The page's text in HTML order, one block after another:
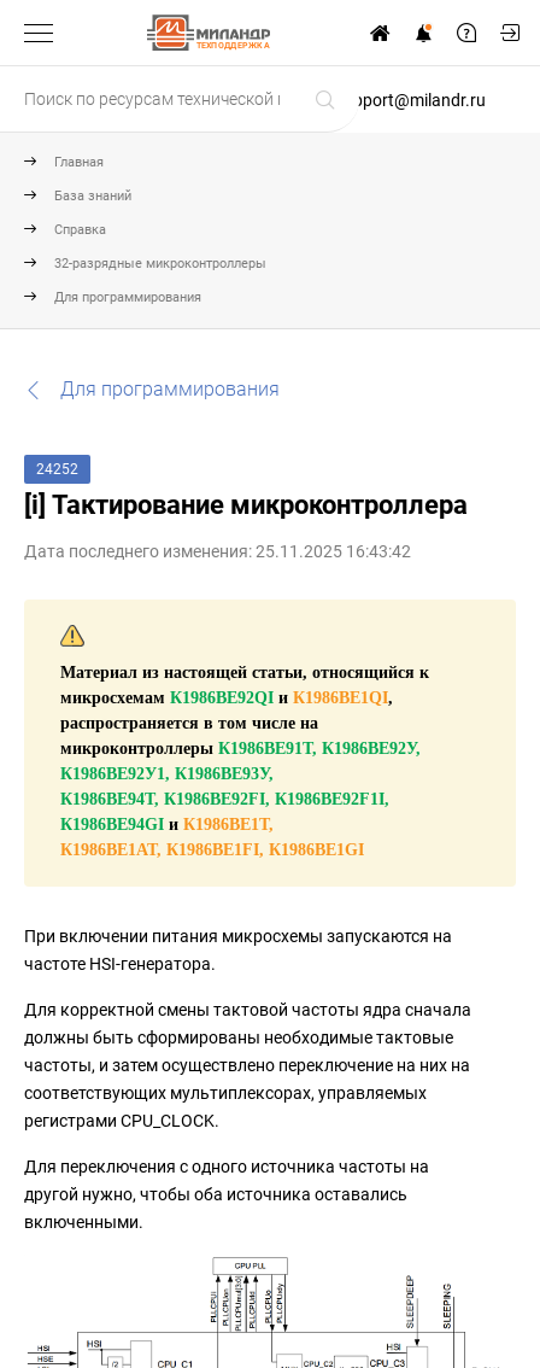
ТЕХПОДДЕРЖКА
support@milandr.ru
Главная
База знаний
Справка
32-разрядные микроконтроллеры
Для программирования
Для программирования
24252
[i] Тактирование микроконтроллера
Дата последнего изменения: 25.11.2025 16:43:42
Материал из настоящей статьи, относящийся к
микросхемам К1986ВЕ92QI и К1986ВЕ1QI,
распространяется в том числе на
микроконтроллеры К1986ВЕ91Т, К1986ВЕ92У,
К1986ВЕ92У1, К1986ВЕ93У,
К1986ВЕ94Т, К1986ВЕ92FI, К1986ВЕ92F1I,
К1986ВЕ94GI и К1986ВЕ1Т,
К1986ВЕ1АТ, К1986ВЕ1FI, К1986ВЕ1GI
При включении питания микросхемы запускаются на
частоте HSI-генератора.
Для корректной смены тактовой частоты ядра сначала
должны быть сформированы необходимые тактовые
частоты, и затем осуществлено переключение на них на
соответствующих мультиплексорах, управляемых
регистрами CPU_CLOCK.
Для переключения с одного источника частоты на
другой нужно, чтобы оба источника оставались
включенными.